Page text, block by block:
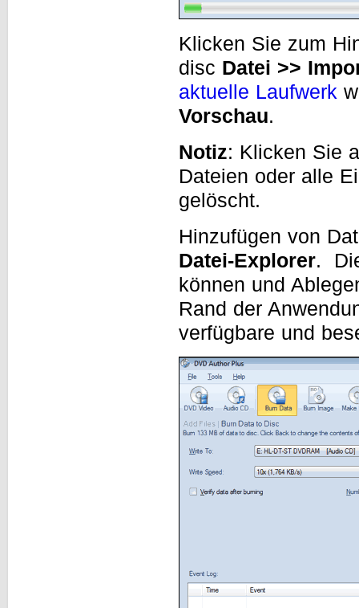
Klicken Sie zum
disc Datei >>
aktuelle Laufwerk
Vorschau.
Notiz: Klicken Sie
Dateien oder alle
gelöscht.
Hinzufügen von
Datei-Explorer.
können und
Rand der
verfügbare und